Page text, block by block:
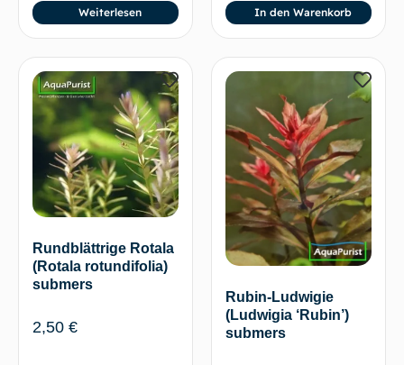
Weiterlesen In den Warenkorb
Rundblättrige Rotala
(Rotala rotundifolia)
submers
2,50 €
Rubin-Ludwigie
(Ludwigia ‘Rubin’)
submers